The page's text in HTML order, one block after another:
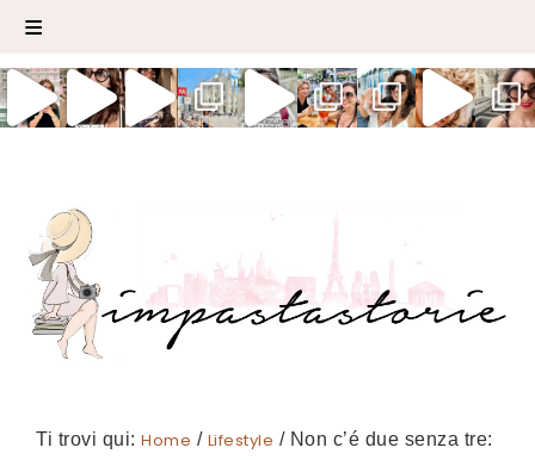
Ti trovi qui: Home / Lifestyle /Non c’é due senza tre: